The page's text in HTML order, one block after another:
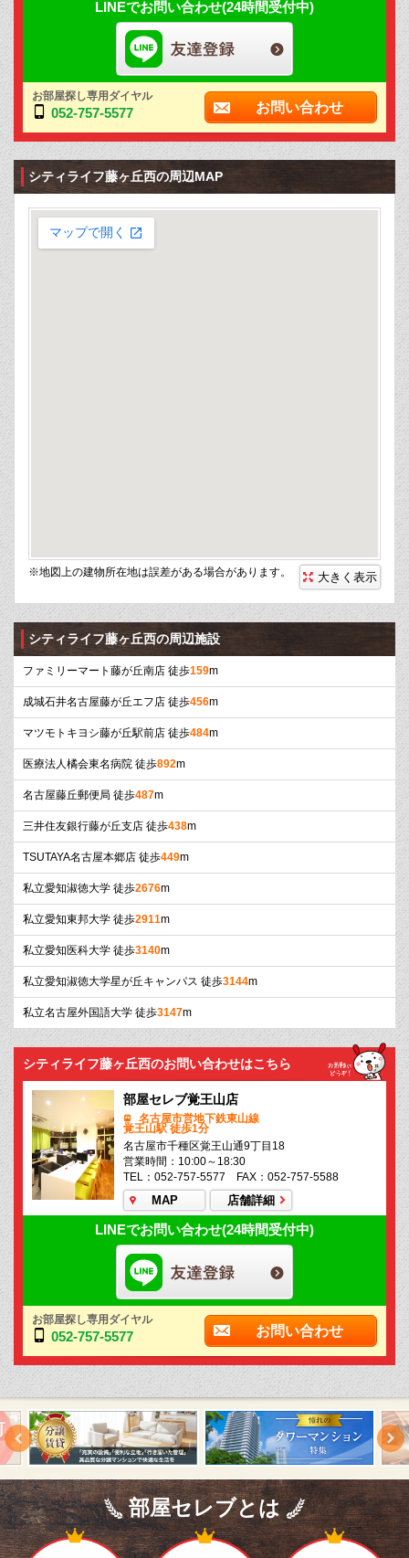
LINEでお問い合わせ(24時間受付中)
お部屋探し専用ダイヤル
052-757-5577 お問い合わせ
シティライフ藤ヶ丘西の周辺MAP
※地図上の建物所在地は誤差がある場合があります。 大きく表示
シティライフ藤ヶ丘西の周辺施設
ファミリーマート藤が丘南店 徒歩159m
成城石井名古屋藤が丘エフ店 徒歩456m
マツモトキヨシ藤が丘駅前店 徒歩484m
医療法人橘会東名病院 徒歩892m
名古屋藤丘郵便局 徒歩487m
三井住友銀行藤が丘支店 徒歩438m
TSUTAYA名古屋本郷店 徒歩449m
私立愛知淑徳大学 徒歩2676m
私立愛知東邦大学 徒歩2911m
私立愛知医科大学 徒歩3140m
私立愛知淑徳大学星が丘キャンパス 徒歩3144m
私立名古屋外国語大学 徒歩3147m
シティライフ藤ヶ丘西のお問い合わせはこちら
部屋セレブ覚王山店
名古屋市営地下鉄東山線
覚王山駅 徒歩1分
名古屋市千種区覚王山通9丁目18
営業時間：10:00～18:30
TEL：052-757-5577 FAX：052-757-5588
MAP 店舗詳細
LINEでお問い合わせ(24時間受付中)
お部屋探し専用ダイヤル
052-757-5577 お問い合わせ
部屋セレブとは